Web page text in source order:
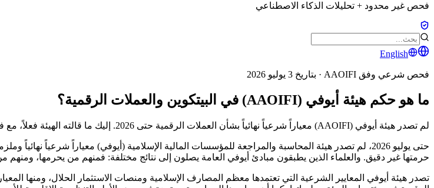
فحص غير محدود + تحليلات الذكاء الاصطناعي
English
فحص شرعي وفق AAOIFI · بتاريخ 3 يوليو 2026
ما هو حكم هيئة أيوفي (AAOIFI) في البيتكوين والعملات الرقمية؟
لم تصدر هيئة أيوفي (AAOIFI) معياراً شرعياً نهائياً بشأن العملات الرقمية حتى 2026. إليك ما قالته الهيئة فعلاً، مع فتاوى المفتي محمد تقي العثماني ودار الإفتاء المصرية والسيد السيستاني.
حتى يوليو 2026، لم تصدر هيئة المحاسبة والمراجعة للمؤسسات المالية الإسلامية (أيوفي) معياراً شرعياً
حرمتها غير دقيق. والعلماء الذين يطبقون مبادئ أيوفي العامة يصلون إلى نتائج مختلفة: فمنهم من يحرمها،